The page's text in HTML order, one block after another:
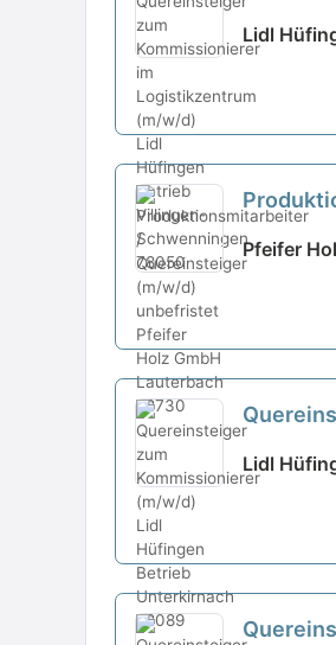
Lidl
Pfeifer
Lidl